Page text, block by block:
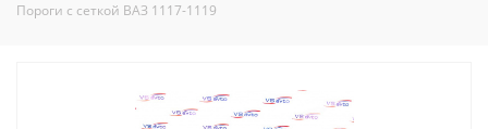
Пороги с сеткой ВАЗ 1117-1119